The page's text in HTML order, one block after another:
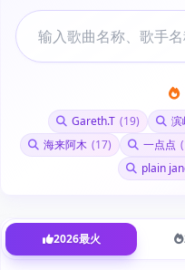
Gareth.T (19) 滨
海来阿木 (17) 一点点
plain
2026最火